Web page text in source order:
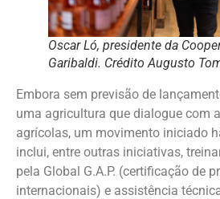
Oscar Ló, presidente da
Garibaldi. Crédito Augusto
Embora sem previsão de
uma agricultura que dialogue com
agrícolas, um movimento iniciado
inclui, entre outras iniciativas,
pela Global G.A.P. (certificação de
internacionais) e assistência